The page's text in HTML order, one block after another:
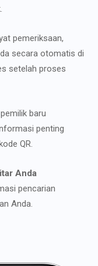
pemeriksaan,
secara otomatis di
setelah proses
baru
penting
QR.
Anda
pencarian
Anda.